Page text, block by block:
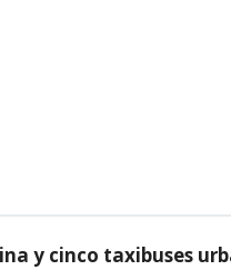
y cinco taxibuses